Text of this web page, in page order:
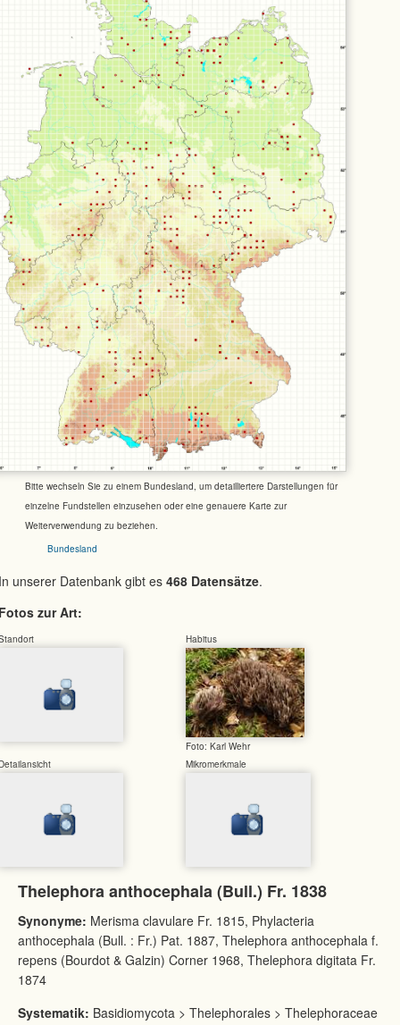
Bitte wechseln Sie zu einem Bundesland, um detailliertere Darstellungen für
einzelne Fundstellen einzusehen oder eine genauere Karte zur
Weiterverwendung zu beziehen.
Bundesland
unserer Datenbank gibt es 468 Datensätze.
zur Art:
Habitus
Foto: Karl Wehr
Mikromerkmale
Thelephora anthocephala (Bull.) Fr. 1838
Synonyme: Merisma clavulare Fr. 1815, Phylacteria
anthocephala (Bull. : Fr.) Pat. 1887, Thelephora anthocephala f.
repens (Bourdot & Galzin) Corner 1968, Thelephora digitata Fr.
1874
Systematik: Basidiomycota > Thelephorales > Thelephoraceae